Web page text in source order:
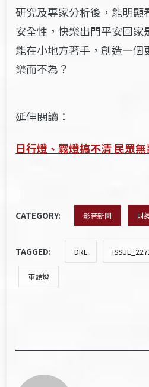
研究及專家分析後，能明顯
安全性，快樂出門平安回家
能在小地方著手，創造一個
樂而不為？
延伸閱讀：
日行燈、霧燈搞不清 民眾
CATEGORY: 影音新聞 財
TAGGED: DRL
車頭燈